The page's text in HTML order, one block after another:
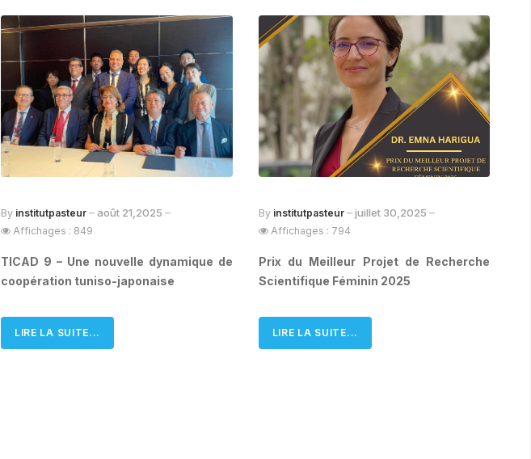
By institutpasteur août 21,2025
Affichages : 849
TICAD 9 – Une nouvelle dynamique de
coopération tuniso-japonaise
LIRE LA SUITE...
By institutpasteur juillet 30,2025
Affichages : 794
Prix du Meilleur Projet de Recherche
Scientifique Féminin 2025
LIRE LA SUITE...